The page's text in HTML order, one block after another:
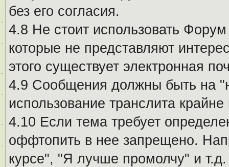
без его согласия.
4.8 Не стоит использовать
которые не представляют
этого существует электронная
4.9 Сообщения должны быть на
использование транслита
4.10 Если тема требует
оффтопить в нее запрещено.
курсе", "Я лучше промолчу" и